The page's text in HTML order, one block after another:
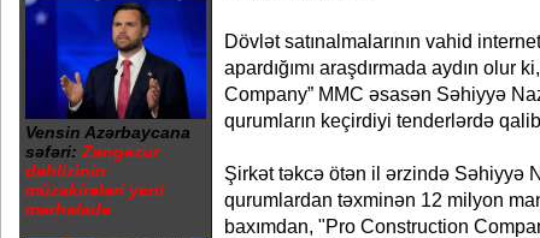
Vensin Azərbaycana
səfəri: Zəngəzur
dəhlizinin
müzakirələri yeni
mərhələdə
Dövlət satınalmalarının vahid
apardığımı araşdırmada aydın olur
Company” MMC əsasən Səhiyyə
qurumların keçirdiyi tenderlərdə
Şirkət təkcə ötən il ərzində Səhiyyə
qurumlardan təxminən 12 milyon
baxımdan, "Pro Construction